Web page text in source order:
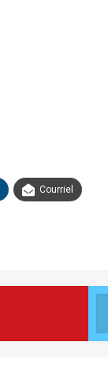
Courriel